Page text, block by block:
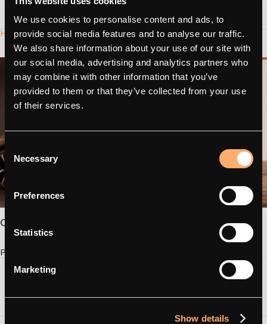
We use cookies to personalise content and ads, to
provide social media features and to analyse our traffic.
We also share information about your use of our site with
our social media, advertising and analytics partners who
may combine it with other information that you’ve
provided to them or that they’ve collected from your use
of their services.
Consent
Selection
Necessary
Preferences
Statistics
Marketing
Show details
Haluatko integroitua?
Ota yhteyttä
Puhu meille.